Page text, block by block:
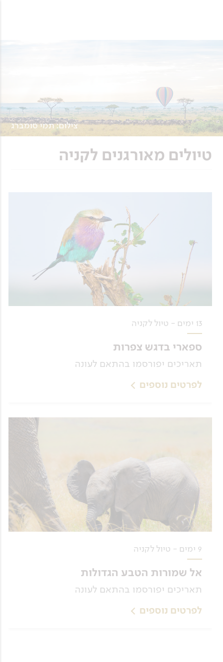
צילום: תמי סומברג
טיולים מאורגנים לקניה
13 ימים - טיול לקניה
ספארי בדגש צפרות
תאריכים יפורסמו בהתאם לעונה
לפרטים נוספים
9 ימים - טיול לקניה
אל שמורות הטבע הגדולות
תאריכים יפורסמו בהתאם לעונה
לפרטים נוספים